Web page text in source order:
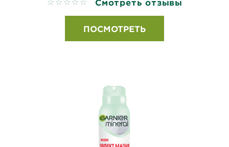
No reviews Смотреть отзывы
ПОСМОТРЕТЬ